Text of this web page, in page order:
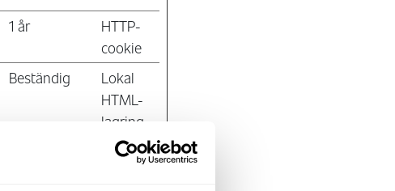
1 år
HTTP-
cookie
Beständig
Lokal
HTML-
lagring